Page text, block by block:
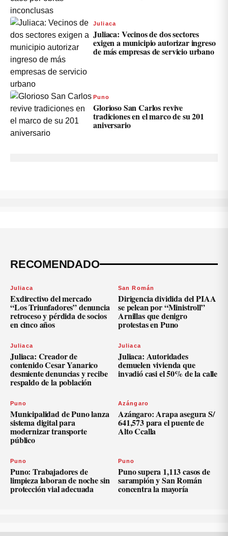
Juliaca
Juliaca: Vecinos de dos sectores
exigen a municipio autorizar ingreso
de más empresas de servicio urbano
Puno
Glorioso San Carlos revive
tradiciones en el marco de su 201
aniversario
RECOMENDADO
Juliaca
Exdirectivo del mercado
“Los Triunfadores” denuncia
retroceso y pérdida de socios
en cinco años
San Román
Dirigencia dividida del PIAA
se pelean por “Ministroll”
Arnillas que denigro
protestas en Puno
Juliaca
Juliaca: Creador de
contenido Cesar Yanarico
desmiente denuncias y recibe
respaldo de la población
Juliaca
Juliaca: Autoridades
demuelen vivienda que
invadió casi el 50% de la calle
Puno
Municipalidad de Puno lanza
sistema digital para
modernizar transporte
público
Azángaro
Azángaro: Arapa asegura S/
641,573 para el puente de
Alto Ccalla
Puno
Puno: Trabajadores de
limpieza laboran de noche sin
protección vial adecuada
Puno
Puno supera 1,113 casos de
sarampión y San Román
concentra la mayoría